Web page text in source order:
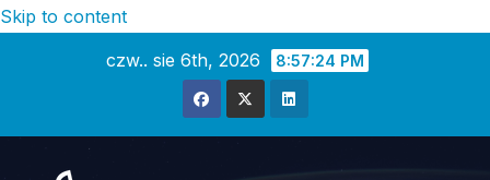
Skip to content
czw.. sie 6th, 2026
8:57:25 PM